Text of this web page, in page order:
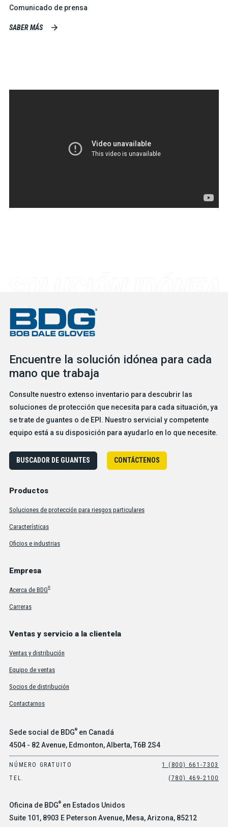
Comunicado de prensa
SABER MÁS
Encuentre la solución idónea para cada
mano que trabaja
Consulte nuestro extenso inventario para descubrir las
soluciones de protección que necesita para cada situación, ya
se trate de guantes o de EPI. Nuestro servicial y competente
equipo está a su disposición para ayudarlo en lo que necesite.
BUSCADOR DE GUANTES CONTÁCTENOS
Productos
Soluciones de protección para riesgos particulares
Características
Oficios e industrias
Empresa
Acerca de BDG®
Carreras
Ventas y servicio a la clientela
Ventas y distribución
Equipo de ventas
Socios de distribución
Contactarnos
Sede social de BDG®en Canadá
4504 - 82 Avenue, Edmonton, Alberta, T6B 2S4
NÚMERO GRATUITO
1 (800) 661-7303
TEL.
(780) 469-2100
Oficina de BDG®en Estados Unidos
Suite 101, 8903 E Peterson Avenue, Mesa, Arizona, 85212